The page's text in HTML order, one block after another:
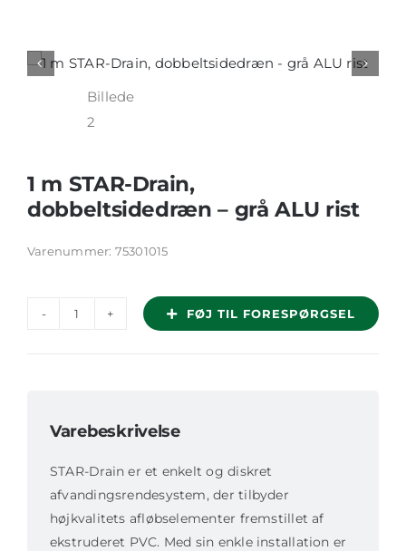
1 m STAR-Drain,
dobbeltsidedræn – grå ALU rist
Varenummer: 75301015
dobbeltsidedræn
grå
ALU
rist
FØJ TIL FORESPØRGSEL
Varebeskrivelse
STAR-Drain er et enkelt og diskret
afvandingsrendesystem, der tilbyder
højkvalitets afløbselementer fremstillet af
ekstruderet PVC. Med sin enkle installation er